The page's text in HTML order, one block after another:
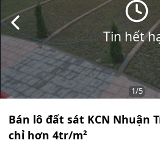
Tin hết
Slide trước
1/5
Bán lô đất sát KCN Nhuận
chỉ hơn 4tr/m²